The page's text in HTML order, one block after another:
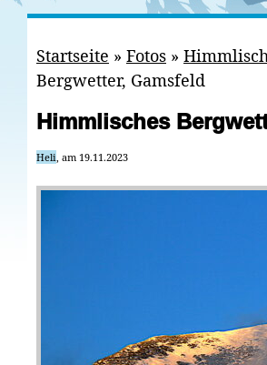
Startseite » Fotos »
Bergwetter, Gamsfeld
Himmlisches
Heli, am 19.11.2023